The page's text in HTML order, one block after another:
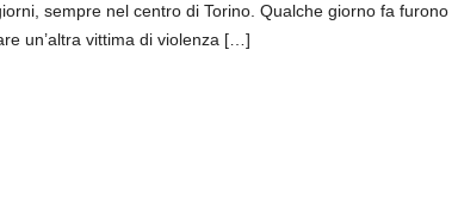
sempre nel centro di Torino. Qualche giorno fa furono
un’altra vittima di violenza […]